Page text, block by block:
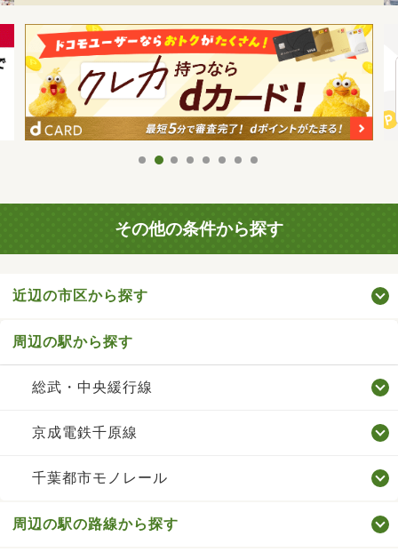
その他の条件から探す
近辺の市区から探す
周辺の駅から探す
総武・中央緩行線
京成電鉄千原線
千葉都市モノレール
周辺の駅の路線から探す